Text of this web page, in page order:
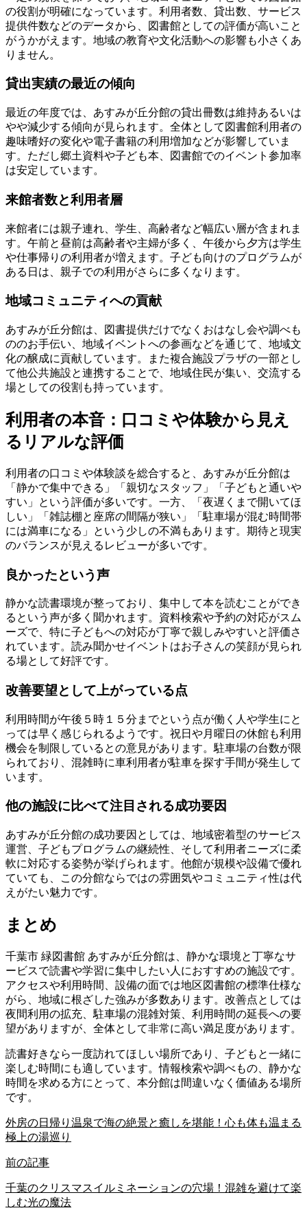
の役割が明確になっています。利用者数、貸出数、サービス
提供件数などのデータから、図書館としての評価が高いこと
がうかがえます。地域の教育や文化活動への影響も小さくあ
りません。
貸出実績の最近の傾向
最近の年度では、あすみが丘分館の貸出冊数は維持あるいは
やや減少する傾向が見られます。全体として図書館利用者の
趣味嗜好の変化や電子書籍の利用増加などが影響していま
す。ただし郷土資料や子ども本、図書館でのイベント参加率
は安定しています。
来館者数と利用者層
来館者には親子連れ、学生、高齢者など幅広い層が含まれま
す。午前と昼前は高齢者や主婦が多く、午後から夕方は学生
や仕事帰りの利用者が増えます。子ども向けのプログラムが
ある日は、親子での利用がさらに多くなります。
地域コミュニティへの貢献
あすみが丘分館は、図書提供だけでなくおはなし会や調べも
ののお手伝い、地域イベントへの参画などを通じて、地域文
化の醸成に貢献しています。また複合施設プラザの一部とし
て他公共施設と連携することで、地域住民が集い、交流する
場としての役割も持っています。
利用者の本音：口コミや体験から見え
るリアルな評価
利用者の口コミや体験談を総合すると、あすみが丘分館は
「静かで集中できる」「親切なスタッフ」「子どもと通いや
すい」という評価が多いです。一方、「夜遅くまで開いてほ
しい」「雑誌棚と座席の間隔が狭い」「駐車場が混む時間帯
には満車になる」という少しの不満もあります。期待と現実
のバランスが見えるレビューが多いです。
良かったという声
静かな読書環境が整っており、集中して本を読むことができ
るという声が多く聞かれます。資料検索や予約の対応がスム
ーズで、特に子どもへの対応が丁寧で親しみやすいと評価さ
れています。読み聞かせイベントはお子さんの笑顔が見られ
る場として好評です。
改善要望として上がっている点
利用時間が午後５時１５分までという点が働く人や学生にと
っては早く感じられるようです。祝日や月曜日の休館も利用
機会を制限しているとの意見があります。駐車場の台数が限
られており、混雑時に車利用者が駐車を探す手間が発生して
います。
他の施設に比べて注目される成功要因
あすみが丘分館の成功要因としては、地域密着型のサービス
運営、子どもプログラムの継続性、そして利用者ニーズに柔
軟に対応する姿勢が挙げられます。他館が規模や設備で優れ
ていても、この分館ならではの雰囲気やコミュニティ性は代
えがたい魅力です。
まとめ
千葉市 緑図書館 あすみが丘分館は、静かな環境と丁寧なサ
ービスで読書や学習に集中したい人におすすめの施設です。
アクセスや利用時間、設備の面では地区図書館の標準仕様な
がら、地域に根ざした強みが多数あります。改善点としては
夜間利用の拡充、駐車場の混雑対策、利用時間の延長への要
望がありますが、全体として非常に高い満足度があります。
読書好きなら一度訪れてほしい場所であり、子どもと一緒に
楽しむ時間にも適しています。情報検索や調べもの、静かな
時間を求める方にとって、本分館は間違いなく価値ある場所
です。
外房の日帰り温泉で海の絶景と癒しを堪能！心も体も温まる
極上の湯巡り
前の記事
千葉のクリスマスイルミネーションの穴場！混雑を避けて楽
しむ光の魔法